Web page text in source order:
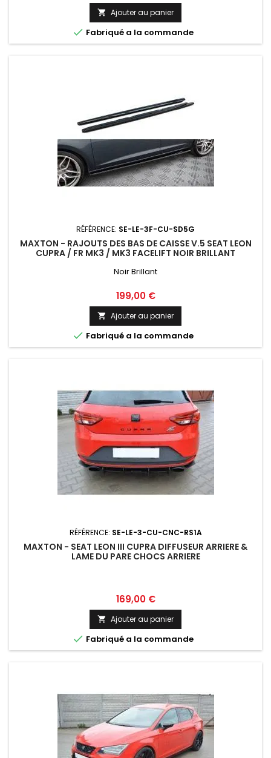
 Ajouter au panier
 Fabriqué a la commande
RÉFÉRENCE: SE-LE-3F-CU-SD5G
MAXTON - RAJOUTS DES BAS DE CAISSE V.5 SEAT LEON
CUPRA / FR MK3 / MK3 FACELIFT NOIR BRILLANT
Noir Brillant
Prix
199,00 €
 Ajouter au panier
 Fabriqué a la commande
RÉFÉRENCE: SE-LE-3-CU-CNC-RS1A
MAXTON - SEAT LEON III CUPRA DIFFUSEUR ARRIERE &
LAME DU PARE CHOCS ARRIERE
Prix
169,00 €
 Ajouter au panier
 Fabriqué a la commande